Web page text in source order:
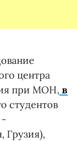
центра
при МОН, в
студентов
-
Грузия),